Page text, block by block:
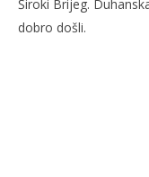
Široki Brijeg.
dobro došli.